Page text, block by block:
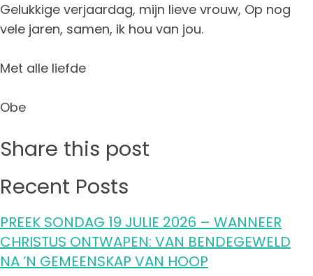
Gelukkige verjaardag, mijn lieve vrouw, Op nog
vele jaren, samen, ik hou van jou.
Met alle liefde
Obe
Share this post
Recent Posts
PREEK SONDAG 19 JULIE 2026 – WANNEER
CHRISTUS ONTWAPEN: VAN BENDEGEWELD
NA ’N GEMEENSKAP VAN HOOP